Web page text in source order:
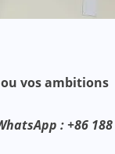
vos ambitions
: +86 188